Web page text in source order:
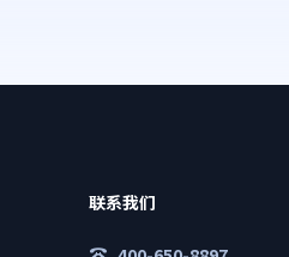
联系我们